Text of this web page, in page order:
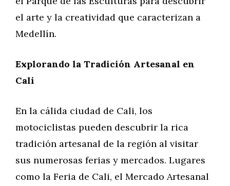
el arte y la creatividad que caracterizan a
Medellín.
Explorando la Tradición Artesanal en
Cali
En la cálida ciudad de Cali, los
motociclistas pueden descubrir la rica
tradición artesanal de la región al visitar
sus numerosas ferias y mercados. Lugares
como la Feria de Cali, el Mercado Artesanal